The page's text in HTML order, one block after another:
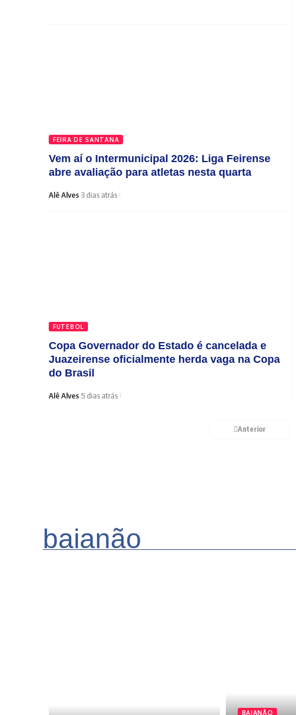
FEIRA DE SANTANA
Vem aí o Intermunicipal 2026: Liga Feirense
abre avaliação para atletas nesta quarta
Alê Alves 3 dias atrás
FUTEBOL
Copa Governador do Estado é cancelada e
Juazeirense oficialmente herda vaga na Copa
do Brasil
Alê Alves 5 dias atrás
Anterior
baianão
BAIANÃO